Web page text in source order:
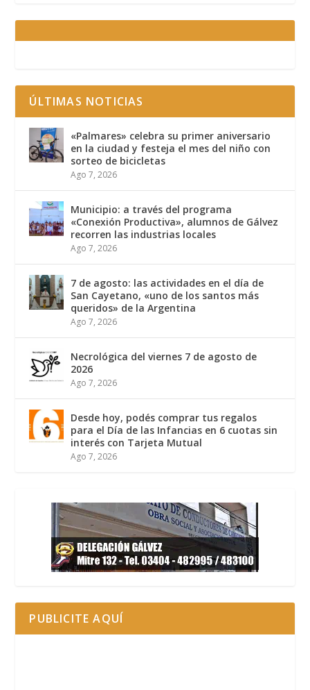
ÚLTIMAS NOTICIAS
«Palmares» celebra su primer aniversario
en la ciudad y festeja el mes del niño con
sorteo de bicicletas
Ago 7, 2026
Municipio: a través del programa
«Conexión Productiva», alumnos de Gálvez
recorren las industrias locales
Ago 7, 2026
7 de agosto: las actividades en el día de
San Cayetano, «uno de los santos más
queridos» de la Argentina
Ago 7, 2026
Necrológica del viernes 7 de agosto de
2026
Ago 7, 2026
Desde hoy, podés comprar tus regalos
para el Día de las Infancias en 6 cuotas sin
interés con Tarjeta Mutual
Ago 7, 2026
PUBLICITE AQUÍ